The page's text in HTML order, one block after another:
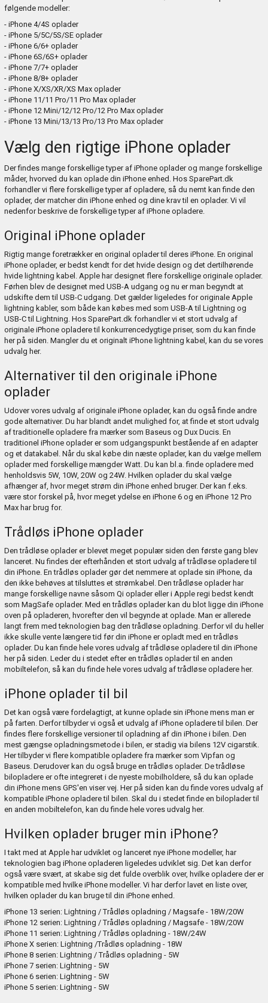
følgende modeller:
- iPhone 4/4S oplader
- iPhone 5/5C/5S/SE oplader
- iPhone 6/6+ oplader
- iPhone 6S/6S+ oplader
- iPhone 7/7+ oplader
- iPhone 8/8+ oplader
- iPhone X/XS/XR/XS Max oplader
- iPhone 11/11 Pro/11 Pro Max oplader
- iPhone 12 Mini/12/12 Pro/12 Pro Max oplader
- iPhone 13 Mini/13/13 Pro/13 Pro Max oplader
Vælg den rigtige iPhone oplader
Der findes mange forskellige typer af iPhone oplader og mange forskellige
måder, hvorved du kan oplade din iPhone enhed. Hos SparePart.dk
forhandler vi flere forskellige typer af opladere, så du nemt kan finde den
oplader, der matcher din iPhone enhed og dine krav til en oplader. Vi vil
nedenfor beskrive de forskellige typer af iPhone opladere.
Original iPhone oplader
Rigtig mange foretrækker en original oplader til deres iPhone. En original
iPhone oplader, er bedst kendt for det hvide design og det dertilhørende
hvide lightning kabel. Apple har designet flere forskellige originale oplader.
Førhen blev de designet med USB-A udgang og nu er man begyndt at
udskifte dem til USB-C udgang. Det gælder ligeledes for originale Apple
lightning kabler, som både kan købes med som USB-A til Lightning og
USB-C til Lightning. Hos SparePart.dk forhandler vi et stort udvalg af
originale iPhone opladere til konkurrencedygtige priser, som du kan finde
her på siden. Mangler du et originalt iPhone lightning kabel, kan du se vores
udvalg her.
Alternativer til den originale iPhone
oplader
Udover vores udvalg af originale iPhone oplader, kan du også finde andre
gode alternativer. Du har blandt andet mulighed for, at finde et stort udvalg
af traditionelle opladere fra mærker som Baseus og Dux Ducis. En
traditionel iPhone oplader er som udgangspunkt bestående af en adapter
og et datakabel. Når du skal købe din næste oplader, kan du vælge mellem
oplader med forskellige mængder Watt. Du kan bl.a. finde opladere med
henholdsvis 5W, 10W, 20W og 24W. Hvilken oplader du skal vælge
afhænger af, hvor meget strøm din iPhone enhed bruger. Der kan f.eks.
være stor forskel på, hvor meget ydelse en iPhone 6 og en iPhone 12 Pro
Max har brug for.
Trådløs iPhone oplader
Den trådløse oplader er blevet meget populær siden den første gang blev
lanceret. Nu findes der efterhånden et stort udvalg af trådløse opladere til
din iPhone. En trådløs oplader gør det nemmere at oplade sin iPhone, da
den ikke behøves at tilsluttes et strømkabel. Den trådløse oplader har
mange forskellige navne såsom Qi oplader eller i Apple regi bedst kendt
som MagSafe oplader. Med en trådløs oplader kan du blot ligge din iPhone
oven på opladeren, hvorefter den vil begynde at oplade. Man er allerede
langt frem med teknologien bag den trådløse opladning. Derfor vil du heller
ikke skulle vente længere tid før din iPhone er opladt med en trådløs
oplader. Du kan finde hele vores udvalg af trådløse opladere til din iPhone
her på siden. Leder du i stedet efter en trådløs oplader til en anden
mobiltelefon, så kan du finde hele vores udvalg af trådløse opladere her.
iPhone oplader til bil
Det kan også være fordelagtigt, at kunne oplade sin iPhone mens man er
på farten. Derfor tilbyder vi også et udvalg af iPhone opladere til bilen. Der
findes flere forskellige versioner til opladning af din iPhone i bilen. Den
mest gængse opladningsmetode i bilen, er stadig via bilens 12V cigarstik.
Her tilbyder vi flere kompatible opladere fra mærker som Vipfan og
Baseus. Derudover kan du også bruge en trådløs oplader. De trådløse
bilopladere er ofte integreret i de nyeste mobilholdere, så du kan oplade
din iPhone mens GPS'en viser vej. Her på siden kan du finde vores udvalg af
kompatible iPhone opladere til bilen. Skal du i stedet finde en biloplader til
en anden mobiltelefon, kan du finde hele vores udvalg her.
Hvilken oplader bruger min iPhone?
I takt med at Apple har udviklet og lanceret nye iPhone modeller, har
teknologien bag iPhone opladeren ligeledes udviklet sig. Det kan derfor
også være svært, at skabe sig det fulde overblik over, hvilke opladere der er
kompatible med hvilke iPhone modeller. Vi har derfor lavet en liste over,
hvilken oplader du kan bruge til din iPhone enhed.
iPhone 13 serien: Lightning / Trådløs opladning / Magsafe - 18W/20W
iPhone 12 serien: Lightning / Trådløs opladning / Magsafe - 18W/20W
iPhone 11 serien: Lightning / Trådløs opladning - 18W/24W
iPhone X serien: Lightning /Trådløs opladning - 18W
iPhone 8 serien: Lightning / Trådløs opladning - 5W
iPhone 7 serien: Lightning - 5W
iPhone 6 serien: Lightning - 5W
iPhone 5 serien: Lightning - 5W